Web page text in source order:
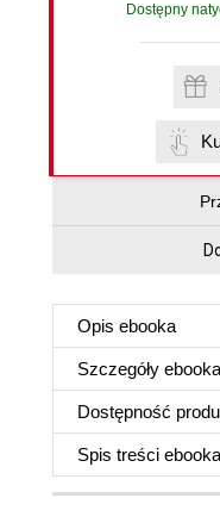
Dostępny
Opis ebooka
Szczegóły ebooka
Dostępność
Spis treści ebooka